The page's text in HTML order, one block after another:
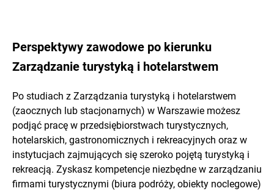
Perspektywy zawodowe po kierunku
Zarządzanie turystyką i hotelarstwem
Po studiach z Zarządzania turystyką i hotelarstwem
(zaocznych lub stacjonarnych) w Warszawie możesz
podjąć pracę w przedsiębiorstwach turystycznych,
hotelarskich, gastronomicznych i rekreacyjnych oraz w
instytucjach zajmujących się szeroko pojętą turystyką i
rekreacją. Zyskasz kompetencje niezbędne w zarządzaniu
firmami turystycznymi (biura podróży, obiekty noclegowe)